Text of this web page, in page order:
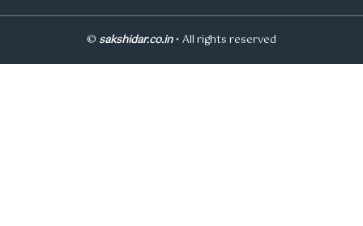
© sakshidar.co.in• All rights reserved